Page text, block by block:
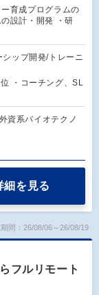
育成プログラムの
設計・開発 ・研
ップ開発/トレーニ
・コーチング、SL
資系バイオテクノ
細を見る
間：26/08/06～26/08/19
フルリモート